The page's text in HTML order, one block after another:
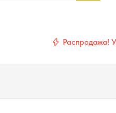
Распродажа!